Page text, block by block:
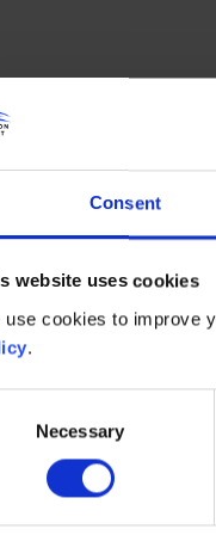
Consent
website uses cookies
use cookies to improve
.
Necessary
Amanda
el diseño
Amanda
Mundial
Amanda
Nacional
Recursos